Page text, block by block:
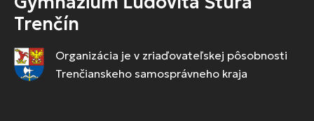
Trenčín
Organizácia je v zriaďovateľskej pôsobnosti
Trenčianskeho samosprávneho kraja